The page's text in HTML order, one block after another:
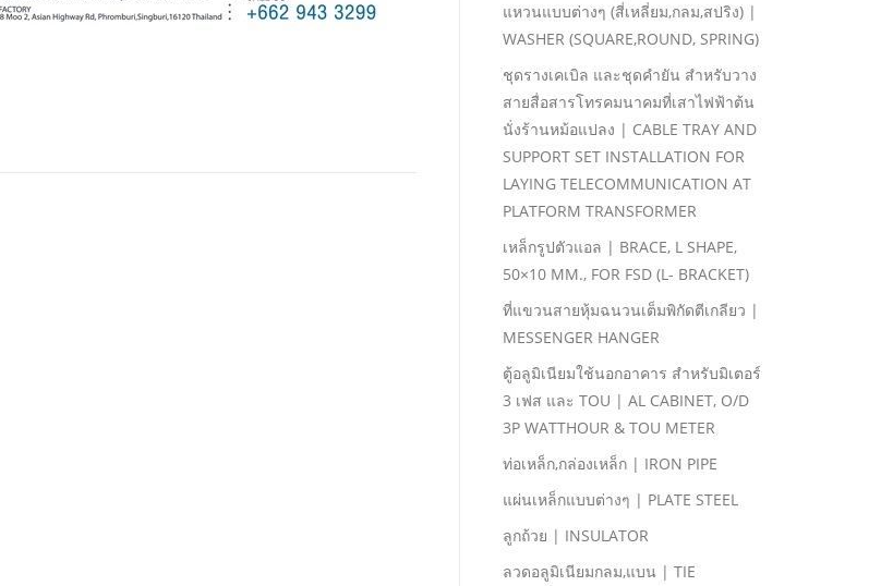
แหวนแบบต่างๆ (สี่เหลี่ยม,กลม,สปริง) |
WASHER (SQUARE,ROUND, SPRING)
ชุดรางเคเบิล และชุดคํายัน สําหรับวาง
สายสื่อสารโทรคมนาคมที่เสาไฟฟ้าต้น
นั่งร้านหม้อแปลง | CABLE TRAY AND
SUPPORT SET INSTALLATION FOR
LAYING TELECOMMUNICATION AT
PLATFORM TRANSFORMER
เหล็กรูปตัวแอล | BRACE, L SHAPE,
50×10 MM., FOR FSD (L- BRACKET)
ที่แขวนสายหุ้มฉนวนเต็มพิกัดตีเกลียว |
MESSENGER HANGER
ตู้อลูมิเนียมใช้นอกอาคาร สําหรับมิเตอร์
3 เฟส และ TOU | AL CABINET, O/D
3P WATTHOUR & TOU METER
ท่อเหล็ก,กล่องเหล็ก | IRON PIPE
แผ่นเหล็กแบบต่างๆ | PLATE STEEL
ลูกถ้วย | INSULATOR
ลวดอลูมิเนียมกลม,แบน | TIE